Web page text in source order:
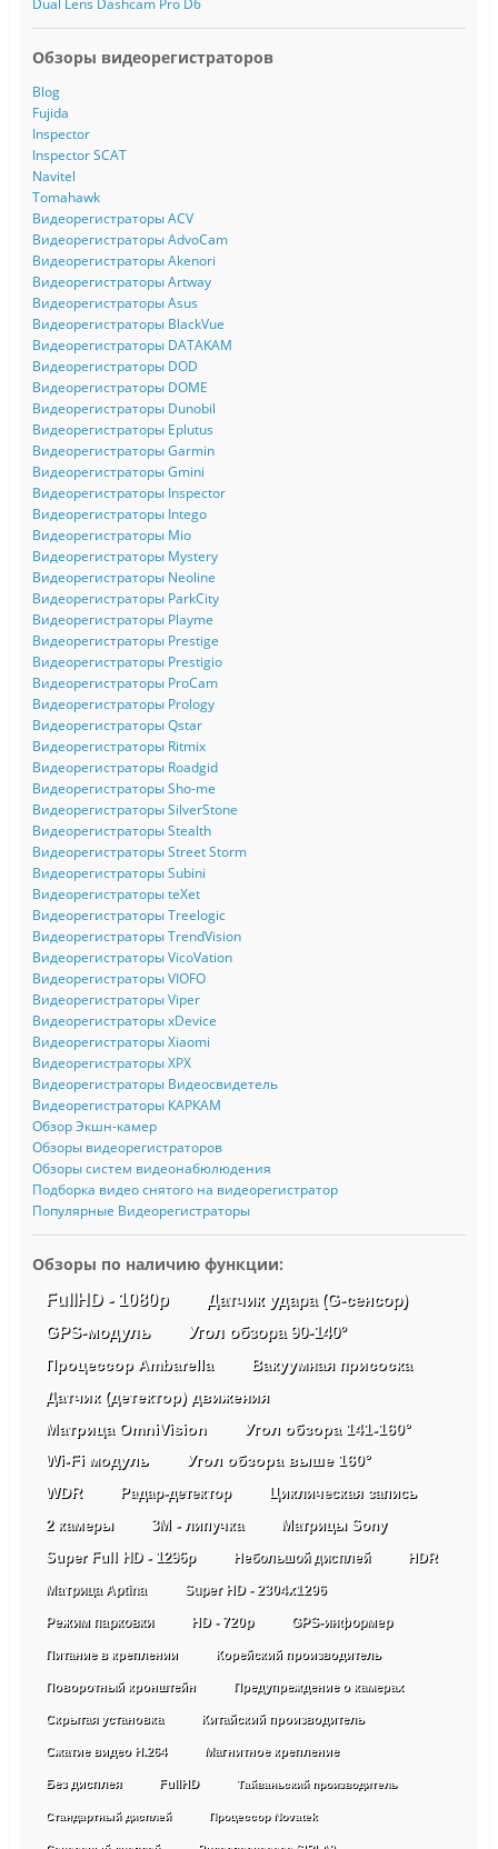
Обзоры видеорегистраторов
Blog
Fujida
Inspector
Inspector SCAT
Navitel
Tomahawk
Видеорегистраторы ACV
Видеорегистраторы AdvoCam
Видеорегистраторы Akenori
Видеорегистраторы Artway
Видеорегистраторы Asus
Видеорегистраторы BlackVue
Видеорегистраторы DATAKAM
Видеорегистраторы DOD
Видеорегистраторы DOME
Видеорегистраторы Dunobil
Видеорегистраторы Eplutus
Видеорегистраторы Garmin
Видеорегистраторы Gmini
Видеорегистраторы Inspector
Видеорегистраторы Intego
Видеорегистраторы Mio
Видеорегистраторы Mystery
Видеорегистраторы Neoline
Видеорегистраторы ParkCity
Видеорегистраторы Playme
Видеорегистраторы Prestige
Видеорегистраторы Prestigio
Видеорегистраторы ProCam
Видеорегистраторы Prology
Видеорегистраторы Qstar
Видеорегистраторы Ritmix
Видеорегистраторы Roadgid
Видеорегистраторы Sho-me
Видеорегистраторы SilverStone
Видеорегистраторы Stealth
Видеорегистраторы Street Storm
Видеорегистраторы Subini
Видеорегистраторы teXet
Видеорегистраторы Treelogic
Видеорегистраторы TrendVision
Видеорегистраторы VicoVation
Видеорегистраторы VIOFO
Видеорегистраторы Viper
Видеорегистраторы xDevice
Видеорегистраторы Xiaomi
Видеорегистраторы XPX
Видеорегистраторы Видеосвидетель
Видеорегистраторы КАРКАМ
Обзор Экшн-камер
Обзоры видеорегистраторов
Обзоры систем видеонабюлюдения
Подборка видео снятого на видеорегистратор
Популярные Видеорегистраторы
Обзоры по наличию функции:
FullHD - 1080p
Датчик удара (G-сенсор)
GPS-модуль
Угол обзора 90-140°
Процессор Ambarella
Вакуумная присоска
Датчик (детектор) движения
Матрица OmniVision
Угол обзора 141-160°
Wi-Fi модуль
Угол обзора выше 160°
WDR
Радар-детектор
Циклическая запись
2 камеры
3М - липучка Матрицы Sony
Super Full HD - 1296p Небольшой дисплей HDR
Матрица Aptina Super HD - 2304х1296
Режим парковки HD - 720p GPS-информер
Питание в креплении Корейский производитель
Поворотный кронштейн Предупреждение о камерах
Скрытая установка Китайский производитель
Сжатие видео H.264 Магнитное крепление
Без дисплея FullHD Тайваньский производитель
Стандартный дисплей Процессор Novatek